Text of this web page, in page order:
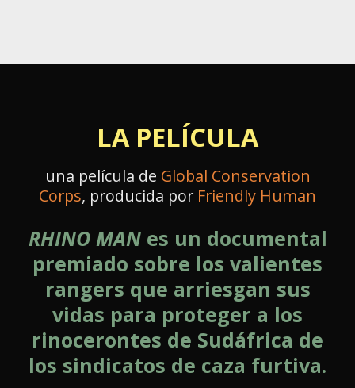
LA PELÍCULA
una película de Global Conservation
Corps, producida por Friendly Human
RHINO MANes un documental
premiado sobre los valientes
rangers que arriesgan sus
vidas para proteger a los
rinocerontes de Sudáfrica de
los sindicatos de caza furtiva.